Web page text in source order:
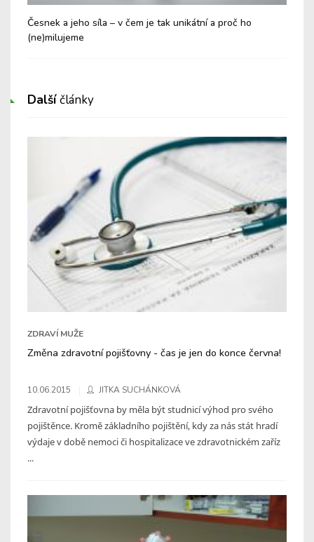
Česnek a jeho síla – v čem je tak unikátní a proč ho
(ne)milujeme
Dalšíčlánky
ZDRAVÍ MUŽE
Změna zdravotní pojišťovny - čas je jen do konce června!
10.06.2015 JITKA SUCHÁNKOVÁ
Zdravotní pojišťovna by měla být studnicí výhod pro svého
pojištěnce. Kromě základního pojištění, kdy za nás stát hradí
výdaje v době nemoci či hospitalizace ve zdravotnickém zaříz
...